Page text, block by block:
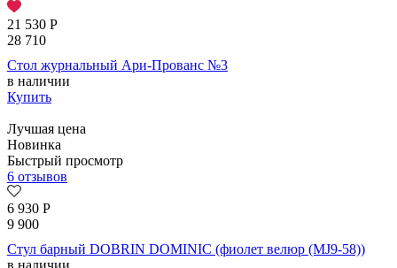
21 530 Р
28 710
Стол журнальный Ари-Прованс №3
в наличии
Купить
Лучшая цена
Новинка
Быстрый просмотр
6 отзывов
6 930 Р
9 900
Стул барный DOBRIN DOMINIC (фиолет велюр (MJ9-58))